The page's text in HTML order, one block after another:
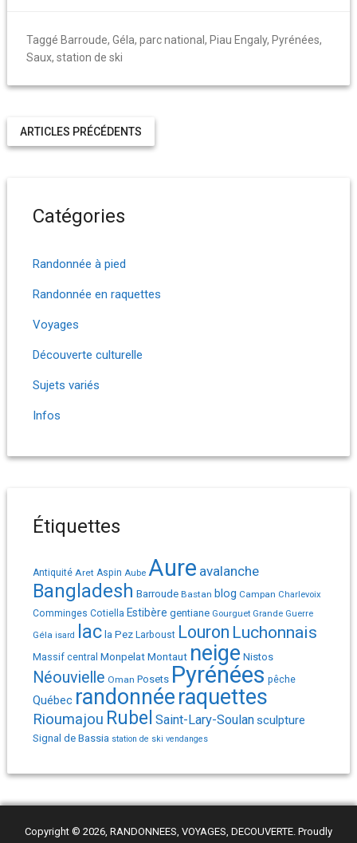
Taggé Barroude, Géla, parc national , Piau Engaly, Pyrénées,
Saux, station de ski
ARTICLES PRÉCÉDENTS
Catégories
Randonnée à pied
Randonnée en raquettes
Voyages
Découverte culturelle
Sujets variés
Infos
Étiquettes
Antiquité Aret Aspin Aube Aure avalanche
Bangladesh Barroude Bastan blog Campan Charlevoix
Comminges Cotiella Estibère gentiane Gourguet Grande Guerre
Géla isard lac la Pez Larboust Louron Luchonnais
Massif central MonpelatMontaut neige Nistos
Néouvielle Oman Posets Pyrénées pêche
Québec randonnéeraquettes
Rioumajou Rubel Saint-Lary-Soulansculpture
Signal de Bassia station de ski vendanges
Copyright © 2026, RANDONNEES, VOYAGES, DECOUVERTE. Proudly